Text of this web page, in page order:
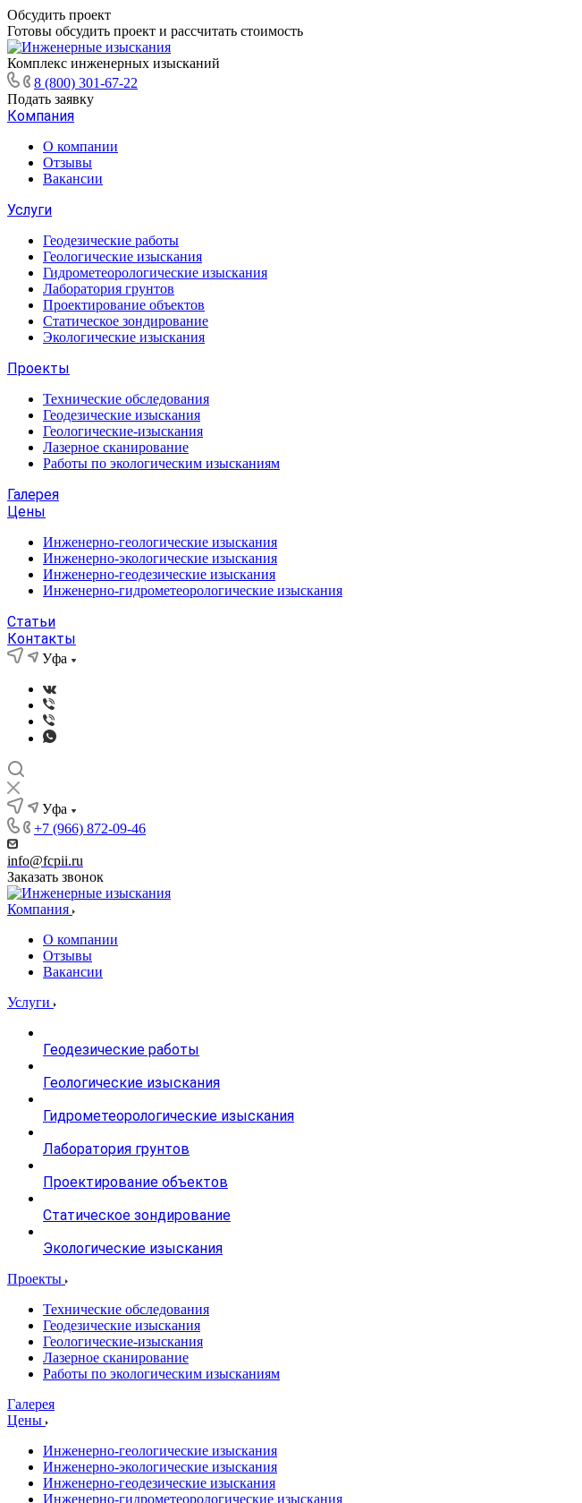
Обсудить проект
Готовы обсудить проект и рассчитать стоимость
Комплекс инженерных изысканий
8 (800) 301-67-22
Подать заявку
Компания
О компании
Отзывы
Вакансии
Услуги
Геодезические работы
Геологические изыскания
Гидрометеорологические изыскания
Лаборатория грунтов
Проектирование объектов
Статическое зондирование
Экологические изыскания
Проекты
Технические обследования
Геодезические изыскания
Геологические-изыскания
Лазерное сканирование
Работы по экологическим изысканиям
Галерея
Цены
Инженерно-геологические изыскания
Инженерно-экологические изыскания
Инженерно-геодезические изыскания
Инженерно-гидрометеорологические изыскания
Статьи
Контакты
Уфа
Уфа
+7 (966) 872-09-46
info@fcpii.ru
Заказать звонок
Компания
О компании
Отзывы
Вакансии
Услуги
Геодезические работы
Геологические изыскания
Гидрометеорологические изыскания
Лаборатория грунтов
Проектирование объектов
Статическое зондирование
Экологические изыскания
Проекты
Технические обследования
Геодезические изыскания
Геологические-изыскания
Лазерное сканирование
Работы по экологическим изысканиям
Галерея
Цены
Инженерно-геологические изыскания
Инженерно-экологические изыскания
Инженерно-геодезические изыскания
Инженерно-гидрометеорологические изыскания